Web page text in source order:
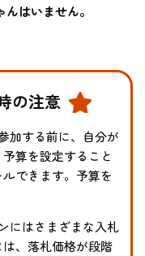
はいません。
の注意
加する前に、自分が
算を設定すること
できます。予算を
にはさまざまな入札
、落札価格が段階